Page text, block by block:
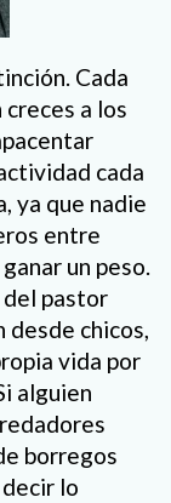
Cada
creces a los
cada
ya que nadie
entre
un peso.
pastor
desde chicos,
vida por
alguien
borregos
lo